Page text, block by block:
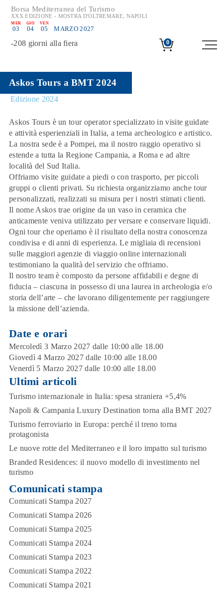
Borsa Mediterranea del Turismo
XXX EDIZIONE - MOSTRA D'OLTREMARE, NAPOLI
MER
03
GIO
04
VEN
05 MARZO 2027
-208 giorni alla fiera 0
Askos Tours a BMT 2024
Edizione 2024
Askos Tours è un tour operator specializzato in visite guidate
e attività esperienziali in Italia, a tema archeologico e artistico.
La nostra sede è a Pompei, ma il nostro raggio operativo si
estende a tutta la Regione Campania, a Roma e ad altre
località del Sud Italia.
Offriamo visite guidate a piedi o con trasporto, per piccoli
gruppi o clienti privati. Su richiesta organizziamo anche tour
personalizzati, realizzati su misura per i nostri stimati clienti.
Il nome Askos trae origine da un vaso in ceramica che
anticamente veniva utilizzato per versare e conservare liquidi.
Ogni tour che operiamo è il risultato della nostra conoscenza
condivisa e di anni di esperienza. Le migliaia di recensioni
sulle maggiori agenzie di viaggio online internazionali
testimoniano la qualità del servizio che offriamo.
Il nostro team è composto da persone affidabili e degne di
fiducia – ciascuna in possesso di una laurea in archeologia e/o
storia dell’arte – che lavorano diligentemente per raggiungere
la missione dell’azienda.
Date e orari
Mercoledì 3 Marzo 2027 dalle 10:00 alle 18.00
Giovedì 4 Marzo 2027 dalle 10:00 alle 18.00
Venerdì 5 Marzo 2027 dalle 10:00 alle 18.00
Ultimi articoli
Turismo internazionale in Italia: spesa straniera +5,4%
Napoli & Campania Luxury Destination torna alla BMT 2027
Turismo ferroviario in Europa: perché il treno torna
protagonista
Le nuove rotte del Mediterraneo e il loro impatto sul turismo
Branded Residences: il nuovo modello di investimento nel
turismo
Comunicati stampa
Comunicati Stampa 2027
Comunicati Stampa 2026
Comunicati Stampa 2025
Comunicati Stampa 2024
Comunicati Stampa 2023
Comunicati Stampa 2022
Comunicati Stampa 2021